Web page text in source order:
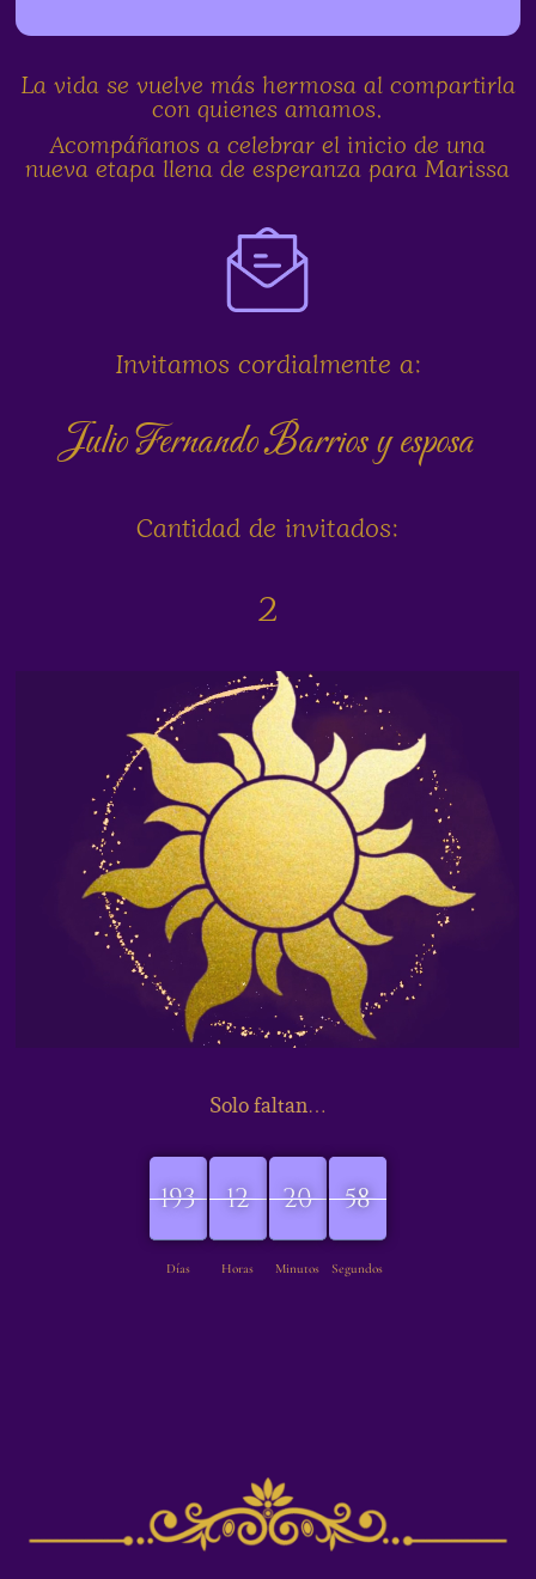
La vida se vuelve más hermosa al compartirla
con quienes amamos.
Acompáñanos a celebrar el inicio de una
nueva etapa llena de esperanza para Marissa
Invitamos cordialmente a:
Julio Fernando Barrios y esposa
Cantidad de invitados:
2
Solo faltan…
193
193
00
Días
12
12
00
Horas
21
21
20
Minutos
00
00
59
Segundos